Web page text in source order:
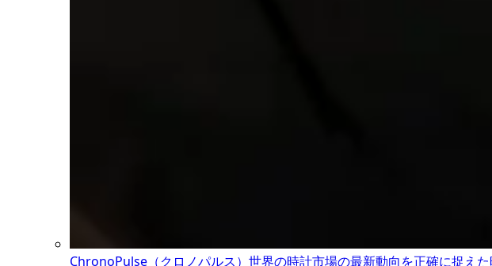
ChronoPulse（クロノパルス） 世界の時計市場の最新動向を正確に捉え